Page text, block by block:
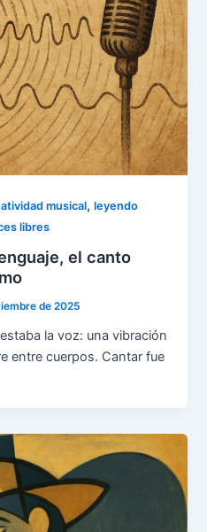
musical,leyendo
libres
el canto
de 2025
la voz: una vibración
entre cuerpos. Cantar fue